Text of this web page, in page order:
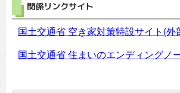
関係リンクサイト
国土交通省 空き家対策特設サイト(外
国土交通省 住まいのエンディングノ